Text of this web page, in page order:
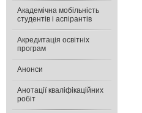
Академічна мобільність
студентів і аспірантів
Акредитація освітніх
програм
Анонси
Анотації кваліфікаційних
робіт